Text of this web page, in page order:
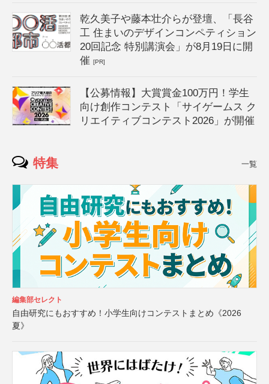
乾久美子や藤本壮介らが登壇、「長谷
工 住まいのデザインコンペティション
20回記念 特別講演会」が8月19日に開
催[PR]
【公募情報】大賞賞金100万円！学生
向け創作コンテスト「サイゲームス ク
リエイティブコンテスト2026」が開催
特集 一覧
編集部セレクト
自由研究にもおすすめ！小学生向けコンテストまとめ《2026
夏》